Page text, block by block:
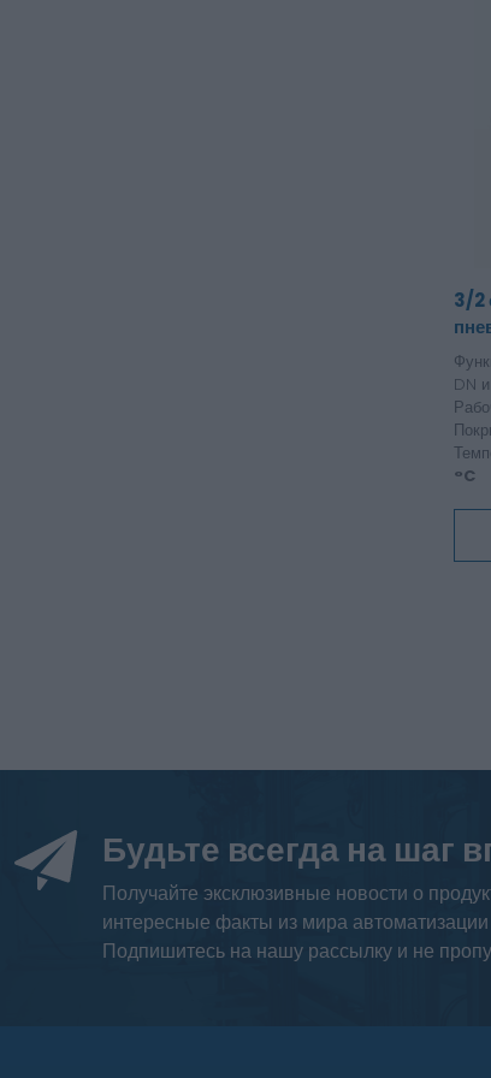
3/2
DN
°C
Будьте всегда на шаг
Получайте эксклюзивные новости о
интересные факты из мира
Подпишитесь на нашу рассылку и не